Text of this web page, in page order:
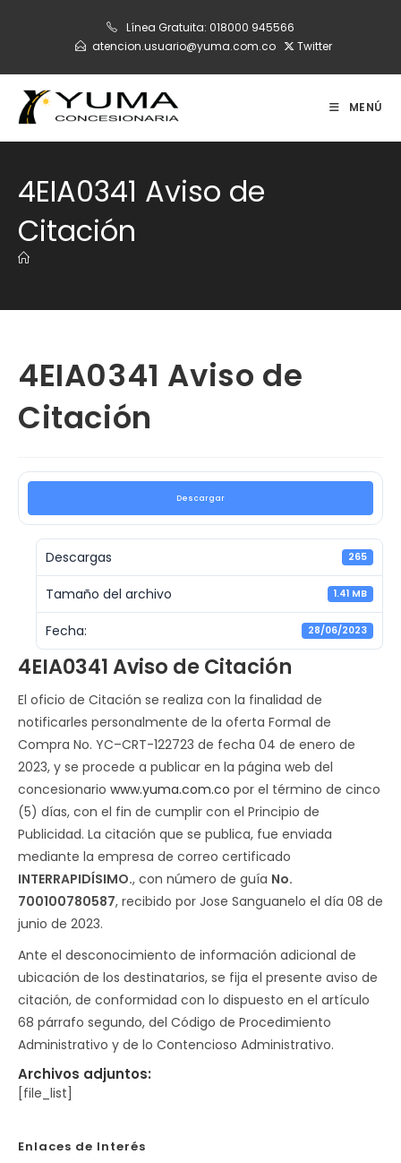
Línea Gratuita: 018000 945566
atencion.usuario@yuma.com.co
Twitter
MENÚ
4EIA0341 Aviso de
Citación
4EIA0341 Aviso de
Citación
Descargar
Descargas 265
Tamaño del archivo 1.41 MB
Fecha: 28/06/2023
4EIA0341 Aviso de Citación
El oficio de Citación se realiza con la finalidad de
notificarles personalmente de la oferta Formal de
Compra No. YC–CRT-122723 de fecha 04 de enero de
2023, y se procede a publicar en la página web del
concesionario www.yuma.com.co por el término de cinco
(5) días, con el fin de cumplir con el Principio de
Publicidad. La citación que se publica, fue enviada
mediante la empresa de correo certificado
INTERRAPIDÍSIMO., con número de guía No.
700100780587, recibido por Jose Sanguanelo el día 08 de
junio de 2023.
Ante el desconocimiento de información adicional de
ubicación de los destinatarios, se fija el presente aviso de
citación, de conformidad con lo dispuesto en el artículo
68 párrafo segundo, del Código de Procedimiento
Administrativo y de lo Contencioso Administrativo.
Archivos adjuntos:
[file_list]
Enlaces de Interés